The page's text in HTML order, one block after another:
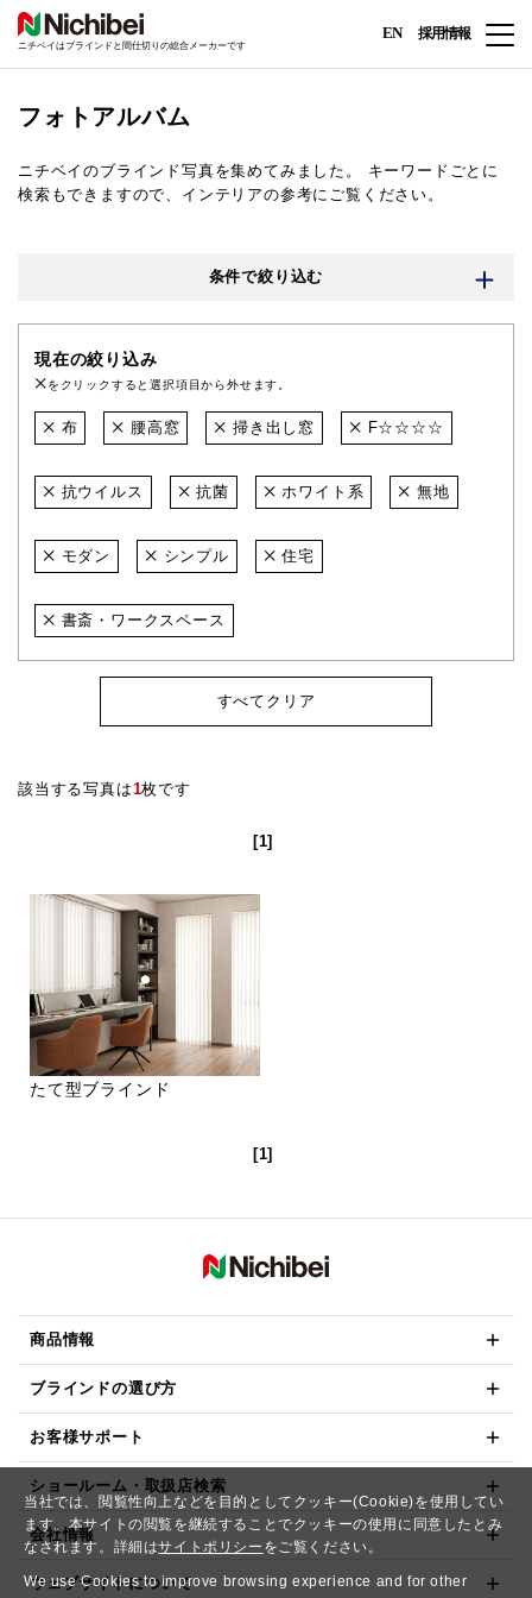
当社では、閲覧性向上などを目的としてクッキー(Cookie)を使用してい
ます。本サイトの閲覧を継続することでクッキーの使用に同意したとみ
なされます。詳細はサイトポリシー をご覧ください。
We use Cookies to improve browsing experience and for other
ニチベイはブラインドと間仕切りの総合メーカーです
EN 採用情報
フォトアルバム
ニチベイのブラインド写真を集めてみました。
キーワードごとに
検索もできますので、インテリアの参考にご覧ください。
条件で絞り込む
現在の絞り込み
をクリックすると選択項目から外せます。
布 腰高窓 掃き出し窓 F☆☆☆☆
抗ウイルス 抗菌 ホワイト系 無地
モダン シンプル 住宅
書斎・ワークスペース
すべてクリア
該当する写真は1枚です
[1]
たて型ブラインド
[1]
商品情報
ブラインドの選び方
お客様サポート
ショールーム・取扱店検索
会社情報
ウェブサイトについて